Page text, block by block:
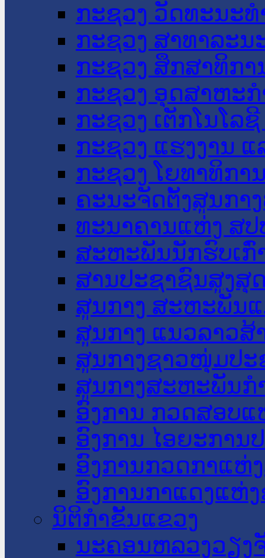
ກະຊວງ ວັດທະນະ
ກະຊວງ ສາທາລະນ
ກະຊວງ ສຶກສາທິກາ
ກະຊວງ ອຸດສາຫະ
ກະຊວງ ເຕັກໂນໂລ
ກະຊວງ ແຮງງານ
ກະຊວງ ໂຍທາທິກາ
ຄະນະຈັດຕັ້ງສູນກາ
ທະນາຄານແຫ່ງ ສປ
ສະຫະພັນນັກຮົບເກົ່
ສານປະຊາຊົນສູງສຸ
ສູນກາງ ສະຫະພັນ
ສູນກາງ ແນວລາວສ້
ສູນກາງຊາວໜຸ່ມປະ
ສູນກາງສະຫະພັນກ
ອົງການ ກວດສອບແ
ອົງການ ໄອຍະການ
ອົງການກວດກາແຫ່
ອົງການກາແດງແຫ່
ນິຕິກໍາຂັ້ນແຂວງ
ນະ​ຄອນ​ຫລວງວຽງ